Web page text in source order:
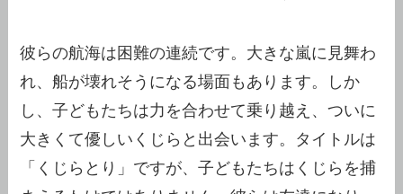
彼らの航海は困難の連続です。大きな嵐に見舞わ
れ、船が壊れそうになる場面もあります。しか
し、子どもたちは力を合わせて乗り越え、ついに
大きくて優しいくじらと出会います。タイトルは
「くじらとり」ですが、子どもたちはくじらを捕